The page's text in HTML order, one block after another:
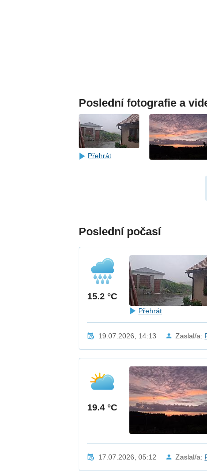
Poslední fotografie a
Přehrát
Poslední počasí
15.2 °C
Přehrát
19.07.2026, 14:13 Zaslal/a:
19.4 °C
17.07.2026, 05:12 Zaslal/a: